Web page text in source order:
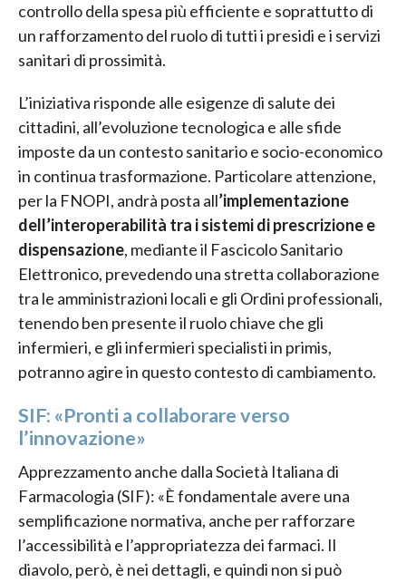
controllo della spesa più efficiente e soprattutto di
un rafforzamento del ruolo di tutti i presidi e i servizi
sanitari di prossimità.
L’iniziativa risponde alle esigenze di salute dei
cittadini, all’evoluzione tecnologica e alle sfide
imposte da un contesto sanitario e socio-economico
in continua trasformazione. Particolare attenzione,
per la FNOPI, andrà posta all’implementazione
dell’interoperabilità tra i sistemi di prescrizione e
dispensazione, mediante il Fascicolo Sanitario
Elettronico, prevedendo una stretta collaborazione
tra le amministrazioni locali e gli Ordini professionali,
tenendo ben presente il ruolo chiave che gli
infermieri, e gli infermieri specialisti in primis,
potranno agire in questo contesto di cambiamento.
SIF: «Pronti a collaborare verso
l’innovazione»
Apprezzamento anche dalla Società Italiana di
Farmacologia (SIF): «È fondamentale avere una
semplificazione normativa, anche per rafforzare
l’accessibilità e l’appropriatezza dei farmaci. Il
diavolo, però, è nei dettagli, e quindi non si può